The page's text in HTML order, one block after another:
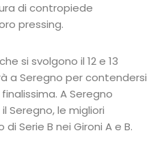
di contropiede
pressing.
si svolgono il 12 e 13
a Seregno per contendersi
A Seregno
Seregno, le migliori
Serie B nei Gironi A e B.